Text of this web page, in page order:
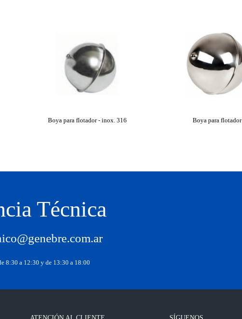
Boya para flotador - inox. 316 Boya para flotador
Técnica
8:30 a 12:30 y de 13:30 a 18:00